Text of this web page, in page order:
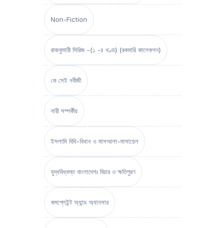
Non-Fiction
রাজকুমারী সিরিজ -(১ -৪ খণ্ড) (রকমারি কালেকশন)
কে সেই নবীজী
নারী সম্পর্কীয়
ইসলামি বিধি-বিধান ও মাসআলা-মাসায়েল
যুদ্ধবিধ্বস্ত বাংলাদেশঃ বিচার ও ক্ষতিপুরণ
কমপ্লেইন্ট অ্যান্ড অ্যানসার